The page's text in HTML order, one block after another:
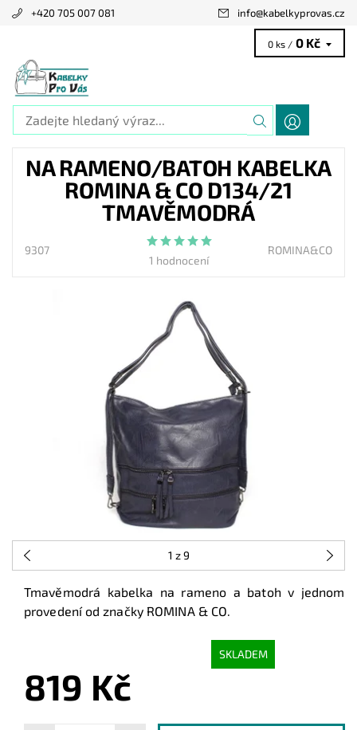
+420 705 007 081 info@kabelkyprovas.cz
0 ks / 0 Kč
NA RAMENO/BATOH KABELKA
ROMINA & CO D134/21
TMAVĚMODRÁ
9307
1 hodnocení
ROMINA&CO
1 z 9
Tmavěmodrá kabelka na rameno a batoh v jednom
provedení od značky ROMINA & CO.
SKLADEM
819 Kč